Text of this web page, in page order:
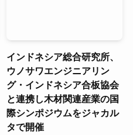
インドネシア総合研究所、
ウノサワエンジニアリン
グ・インドネシア合板協会
と連携し木材関連産業の国
際シンポジウムをジャカル
タで開催